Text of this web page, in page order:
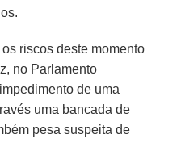
riscos deste momento
no Parlamento
de uma
uma bancada de
pesa suspeita de